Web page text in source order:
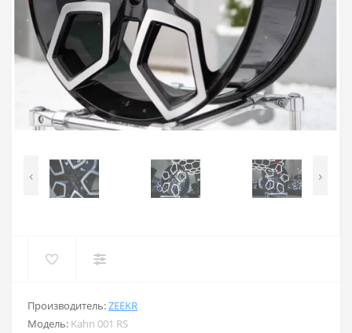
‹ ›
Производитель:ZEEKR
Модель: Kahn 001 RS